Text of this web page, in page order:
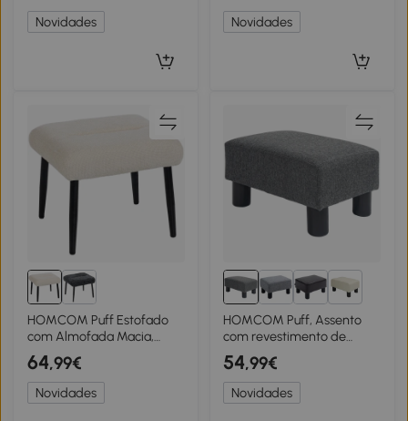
x 38 cm, cinza escuro
Novidades
cm, Cinza claro
Novidades
HOMCOM Puff Estofado
com Almofada Macia,
Pernas em Aço, Apoio para
Pés em Chenille, 45 x 41 x
38 cm, Creme branco
64,99€
Novidades
2+
HOMCOM Puff, Assento
com revestimento de
tecido de aspecto linho,
Enchimento de espuma,
Pernas de plástico, para
vários ambientes, Cinza
54,99€
Novidades